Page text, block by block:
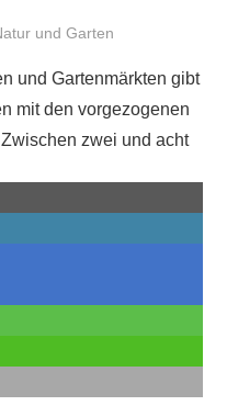
und Garten
und Gartenmärkten gibt
mit den vorgezogenen
zwei und acht